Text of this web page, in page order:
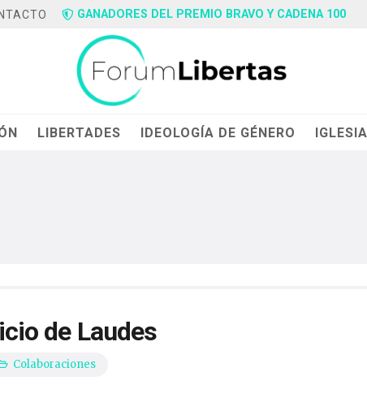
GANADORES DEL PREMIO BRAVO Y CADENA 100
LIBERTADES IDEOLOGÍA DE GÉNERO IGLESIA
de Laudes
Colaboraciones